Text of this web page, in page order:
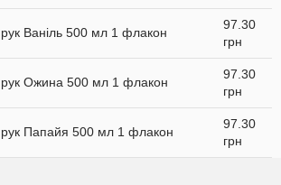
Ваніль 500 мл 1 флакон
97.30
грн
Ожина 500 мл 1 флакон
97.30
грн
Папайя 500 мл 1 флакон
97.30
грн